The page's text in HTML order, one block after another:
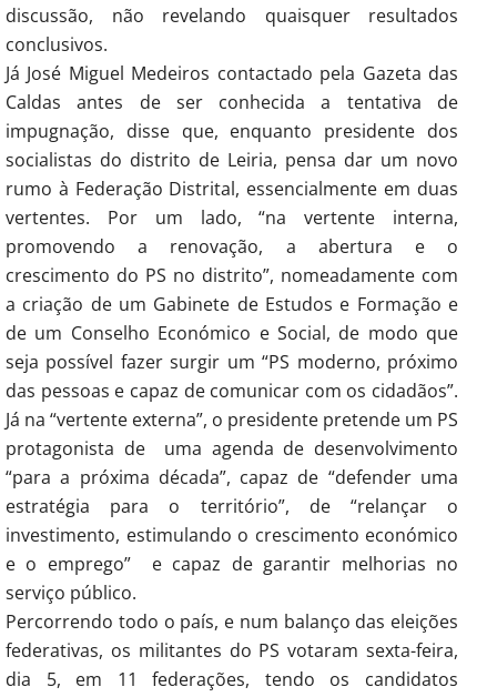
discussão, não revelando quaisquer resultados
conclusivos.
Já José Miguel Medeiros contactado pela Gazeta das
Caldas antes de ser conhecida a tentativa de
impugnação, disse que, enquanto presidente dos
socialistas do distrito de Leiria, pensa dar um novo
rumo à Federação Distrital, essencialmente em duas
vertentes. Por um lado, “na vertente interna,
promovendo a renovação, a abertura e o
crescimento do PS no distrito”, nomeadamente com
a criação de um Gabinete de Estudos e Formação e
de um Conselho Económico e Social, de modo que
seja possível fazer surgir um “PS moderno, próximo
das pessoas e capaz de comunicar com os cidadãos”.
Já na “vertente externa”, o presidente pretende um PS
protagonista de uma agenda de desenvolvimento
“para a próxima década”, capaz de “defender uma
estratégia para o território”, de “relançar o
investimento, estimulando o crescimento económico
e o emprego” e capaz de garantir melhorias no
serviço público.
Percorrendo todo o país, e num balanço das eleições
federativas, os militantes do PS votaram sexta-feira,
dia 5, em 11 federações, tendo os candidatos